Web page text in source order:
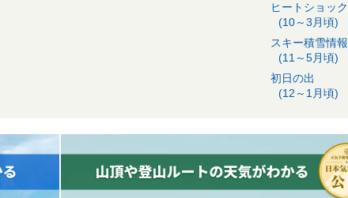
ヒートショック
(10～3月頃)
スキー積雪情報
(11～5月頃)
初日の出
(12～1月頃)